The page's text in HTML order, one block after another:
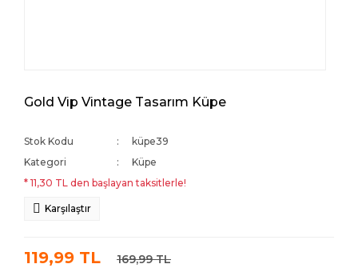
Gold Vip Vintage Tasarım Küpe
Stok Kodu
küpe39
Kategori
Küpe
* 11,30 TL den başlayan taksitlerle!
Karşılaştır
119,99 TL 169,99 TL